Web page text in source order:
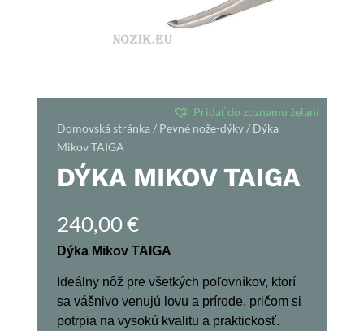
Pridať do zoznamu želaní
Domovská stránka/ Pevné nože-dýky/ Dýka
Mikov TAIGA
DÝKA MIKOV TAIGA
240,00€
Dýka Mikov TAIGA
Ideálny nôž pre všetkých poľovníkov, ktorí
sa vášnivo venujú lovu a prírode, pričom si
potrpia na vysokú kvalitu a praktickosť.